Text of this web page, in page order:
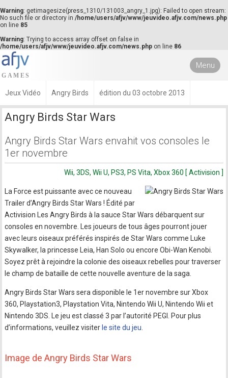
Warning: getimagesize(press_1310/131003_angry_1.jpg): Failed to open stream:
No such file or directory in /home/users/afjv/www/jeuvideo.afjv.com/news.php
on line 85
Warning: Trying to access array offset on false in
/home/users/afjv/www/jeuvideo.afjv.com/news.php on line 86
Menu
Jeux Vidéo Angry Birds édition du 03 octobre 2013
Angry Birds Star Wars
Angry Birds Star Wars envahit vos consoles le
1er novembre
Wii, 3DS, Wii U, PS3, PS Vita, Xbox 360 [ Activision ]
La Force est puissante avec ce nouveau
Trailer d’Angry Birds Star Wars ! Édité par
Activision Les Angry Birds à la sauce Star Wars débarquent sur
consoles en novembre. Les joueurs de tous âges pourront jouer
avec leurs oiseaux préférés inspirés de Star Wars comme Luke
Skywalker, la princesse Leia, Han Solo ou encore Obi-Wan Kenobi.
Soyez prêt à rejoindre la colonie des oiseaux rebelles pour traverser
le champ de bataille de cette nouvelle aventure de la saga.
Angry Birds Star Wars sera disponible le 1er novembre sur Xbox
360, Playstation3, Playstation Vita, Nintendo Wii U, Nintendo Wii et
Nintendo 3DS. Le jeu est classé 3 par l’autorité PEGI. Pour plus
d’informations, veuillez visiter le site du jeu
Image de Angry Birds Star Wars